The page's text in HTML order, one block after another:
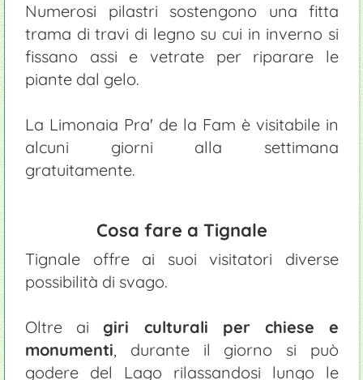
Numerosi pilastri sostengono una fitta
trama di travi di legno su cui in inverno si
fissano assi e vetrate per riparare le
piante dal gelo.
La Limonaia Pra' de la Fam è visitabile in
alcuni giorni alla settimana
gratuitamente.
Cosa fare a Tignale
Tignale offre ai suoi visitatori diverse
possibilità di svago.
Oltre aigiri culturali per chiese e
monumenti, durante il giorno si può
godere del Lago rilassandosi lungo le